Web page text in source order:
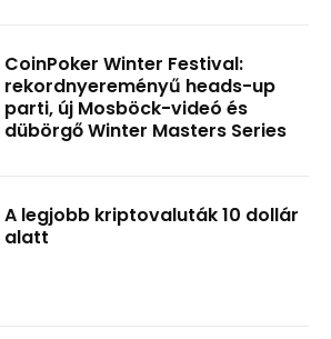
CoinPoker Winter Festival:
rekordnyereményű heads-up
parti, új Mosböck-videó és
dübörgő Winter Masters Series
A legjobb kriptovaluták 10 dollár
alatt